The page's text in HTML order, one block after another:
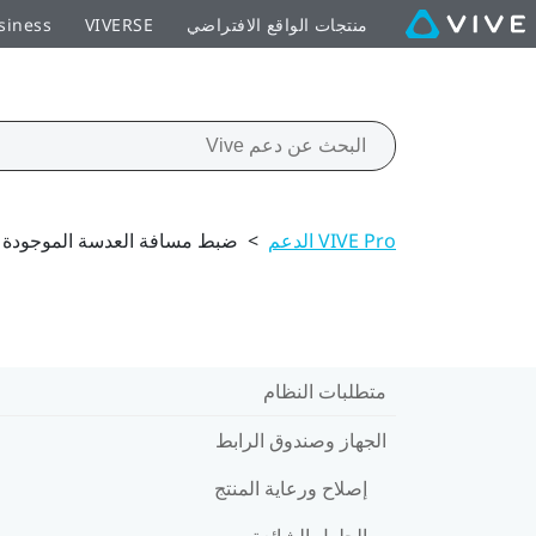
منتجات الواقع الافتراضي VIVERSE
VIVE Pro الدعم > ضبط مسافة العدسة الموجودة
متطلبات النظام
الجهاز وصندوق الرابط
إصلاح ورعاية المنتج